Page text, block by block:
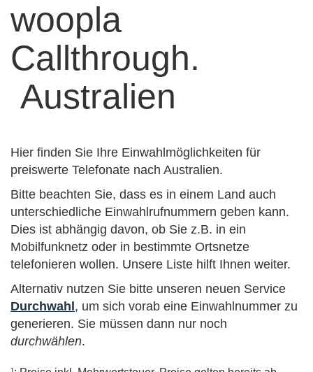
Australien
Hier finden Sie Ihre Einwahlmöglichkeiten für
preiswerte Telefonate nach Australien.
Bitte beachten Sie, dass es in einem Land auch
unterschiedliche Einwahlrufnummern geben kann.
Dies ist abhängig davon, ob Sie z.B. in ein
Mobilfunknetz oder in bestimmte Ortsnetze
telefonieren wollen. Unsere Liste hilft Ihnen weiter.
Alternativ nutzen Sie bitte unseren neuen Service
Durchwahl , um sich vorab eine Einwahlnummer zu
generieren. Sie müssen dann nur noch
durchwählen.